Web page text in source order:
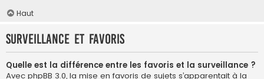
Haut
Surveillance et favoris
Quelle est la différence entre les favoris et la surveillance ?
Avec phpBB 3.0, la mise en favoris de sujets s’apparentait à la